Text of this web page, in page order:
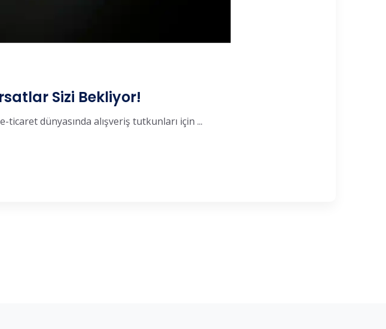
Sizi Bekliyor!
ticaret dünyasında alışveriş tutkunları için ...